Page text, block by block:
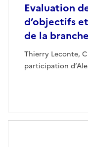
Evaluation
d’objectifs
de la
Thierry Leconte,
participation